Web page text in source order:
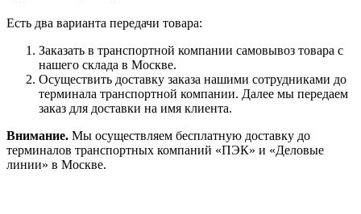
Есть два варианта передачи товара:
Заказать в транспортной компании самовывоз товара с
нашего склада в Москве.
Осуществить доставку заказа нашими сотрудниками до
терминала транспортной компании. Далее мы передаем
заказ для доставки на имя клиента.
Внимание. Мы осуществляем бесплатную доставку до
терминалов транспортных компаний «ПЭК» и «Деловые
линии» в Москве.